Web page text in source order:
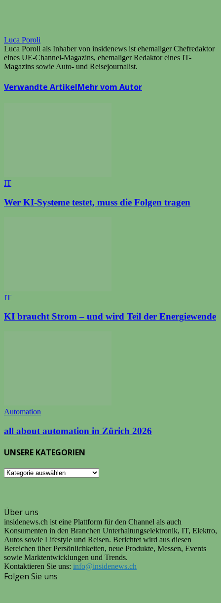
Luca Poroli
Luca Poroli als Inhaber von insidenews ist ehemaliger Chefredaktor
eines UE-Channel-Magazins, ehemaliger Redaktor eines IT-
Magazins sowie Auto- und Reisejournalist.
Verwandte ArtikelMehr vom Autor
IT
Wer KI-Systeme testet, muss die Folgen tragen
IT
KI braucht Strom – und wird Teil der Energiewende
Automation
all about automation in Zürich 2026
UNSERE KATEGORIEN
UNSERE
Über uns
insidenews.ch ist eine Plattform für den Channel als auch
Konsumenten in den Branchen Unterhaltungselektronik, IT, Elektro,
Autos sowie Lifestyle und Reisen. Berichtet wird aus diesen
Bereichen über Persönlichkeiten, neue Produkte, Messen, Events
sowie Marktentwicklungen und Trends.
Kontaktieren Sie uns: info@insidenews.ch
Folgen Sie uns